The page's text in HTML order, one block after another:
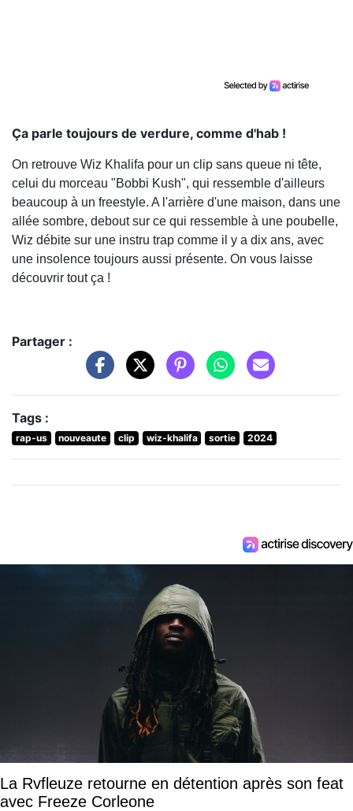
Ça parle toujours de verdure, comme d'hab !
On retrouve Wiz Khalifa pour un clip sans queue ni tête,
celui du morceau "Bobbi Kush", qui ressemble d'ailleurs
beaucoup à un freestyle. A l'arrière d'une maison, dans une
allée sombre, debout sur ce qui ressemble à une poubelle,
Wiz débite sur une instru trap comme il y a dix ans, avec
une insolence toujours aussi présente. On vous laisse
découvrir tout ça !
Partager :
Tags :
rap-us nouveaute clip wiz-khalifa sortie 2024
La Rvfleuze retourne en détention après son feat
avec Freeze Corleone